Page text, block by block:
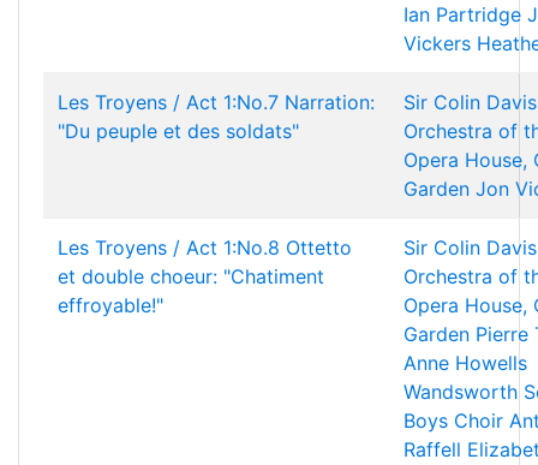
Ian Partridge
Vickers
Les Troyens / Act 1:No.7 Narration:
"Du peuple et des soldats"
Sir Colin Davis
Orchestra of
Opera House,
Garden Jon
Les Troyens / Act 1:No.8 Ottetto
et double choeur: "Chatiment
effroyable!"
Sir Colin Davis
Orchestra of
Opera House,
Garden Pierre
Anne Howells
Wandsworth
Boys Choir
Raffell